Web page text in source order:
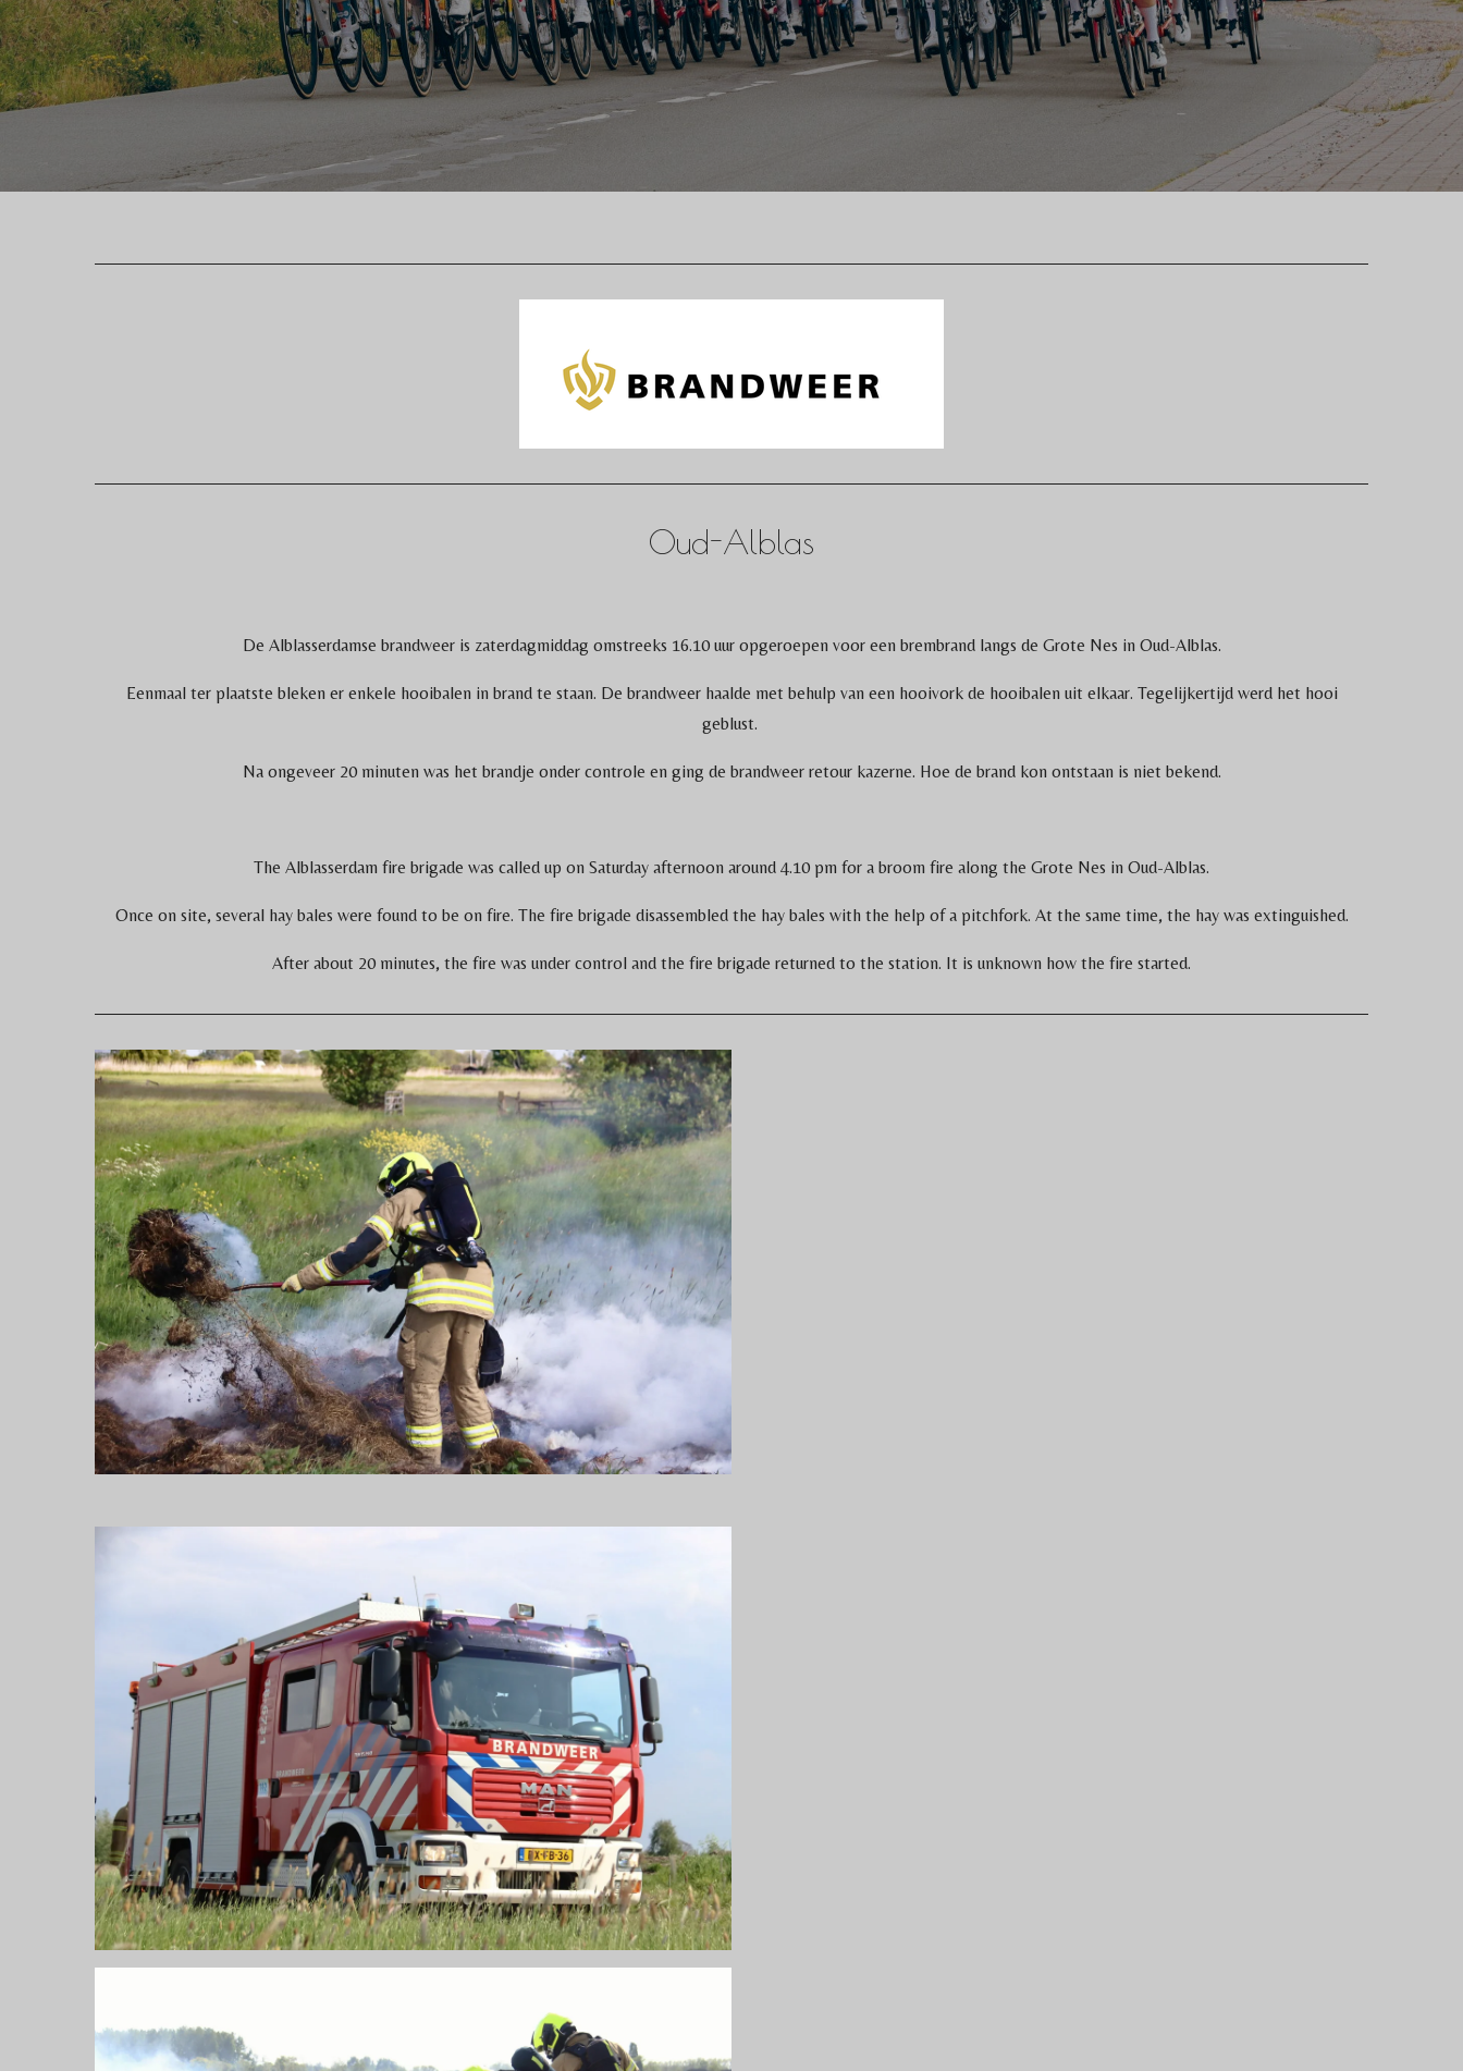
Oud-Alblas
De Alblasserdamse brandweer is zaterdagmiddag omstreeks 16.10 uur opgeroepen voor een brembrand langs de Grote Nes in Oud-Alblas.
Eenmaal ter plaatste bleken er enkele hooibalen in brand te staan. De brandweer haalde met behulp van een hooivork de hooibalen uit elkaar. Tegelijkertijd werd het hooi
geblust.
Na ongeveer 20 minuten was het brandje onder controle en ging de brandweer retour kazerne. Hoe de brand kon ontstaan is niet bekend.
The Alblasserdam fire brigade was called up on Saturday afternoon around 4.10 pm for a broom fire along the Grote Nes in Oud-Alblas.
Once on site, several hay bales were found to be on fire. The fire brigade disassembled the hay bales with the help of a pitchfork. At the same time, the hay was extinguished.
After about 20 minutes, the fire was under control and the fire brigade returned to the station. It is unknown how the fire started.